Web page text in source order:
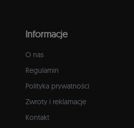
Informacje
O nas
Regulamin
Polityka prywatności
Zwroty i reklamacje
Kontakt